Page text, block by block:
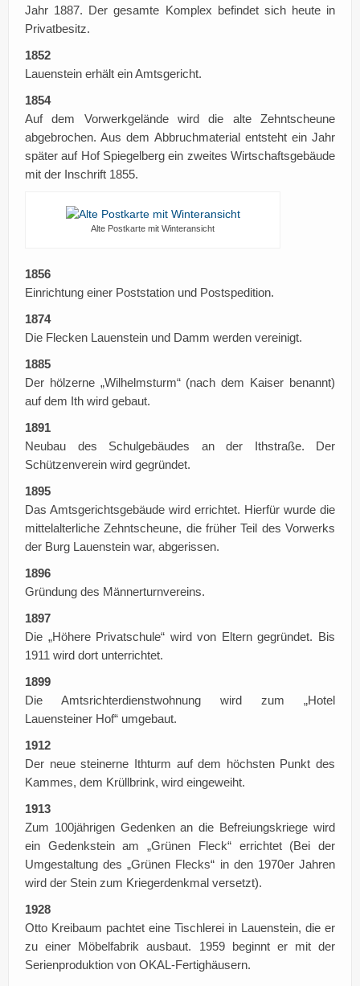
Jahr 1887. Der gesamte Komplex befindet sich heute in
Privatbesitz.
1852
Lauenstein erhält ein Amtsgericht.
1854
Auf dem Vorwerkgelände wird die alte Zehntscheune
abgebrochen. Aus dem Abbruchmaterial entsteht ein Jahr
später auf Hof Spiegelberg ein zweites Wirtschaftsgebäude
mit der Inschrift 1855.
Alte Postkarte mit Winteransicht
1856
Einrichtung einer Poststation und Postspedition.
1874
Die Flecken Lauenstein und Damm werden vereinigt.
1885
Der hölzerne „Wilhelmsturm“ (nach dem Kaiser benannt)
auf dem Ith wird gebaut.
1891
Neubau des Schulgebäudes an der Ithstraße. Der
Schützenverein wird gegründet.
1895
Das Amtsgerichtsgebäude wird errichtet. Hierfür wurde die
mittelalterliche Zehntscheune, die früher Teil des Vorwerks
der Burg Lauenstein war, abgerissen.
1896
Gründung des Männerturnvereins.
1897
Die „Höhere Privatschule“ wird von Eltern gegründet. Bis
1911 wird dort unterrichtet.
1899
Die Amtsrichterdienstwohnung wird zum „Hotel
Lauensteiner Hof“ umgebaut.
1912
Der neue steinerne Ithturm auf dem höchsten Punkt des
Kammes, dem Krüllbrink, wird eingeweiht.
1913
Zum 100jährigen Gedenken an die Befreiungskriege wird
ein Gedenkstein am „Grünen Fleck“ errichtet (Bei der
Umgestaltung des „Grünen Flecks“ in den 1970er Jahren
wird der Stein zum Kriegerdenkmal versetzt).
1928
Otto Kreibaum pachtet eine Tischlerei in Lauenstein, die er
zu einer Möbelfabrik ausbaut. 1959 beginnt er mit der
Serienproduktion von OKAL-Fertighäusern.